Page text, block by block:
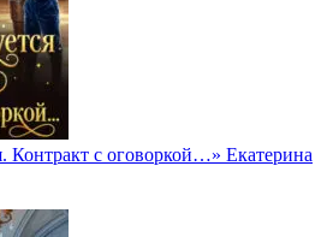
Контракт с оговоркой…» Екатерина